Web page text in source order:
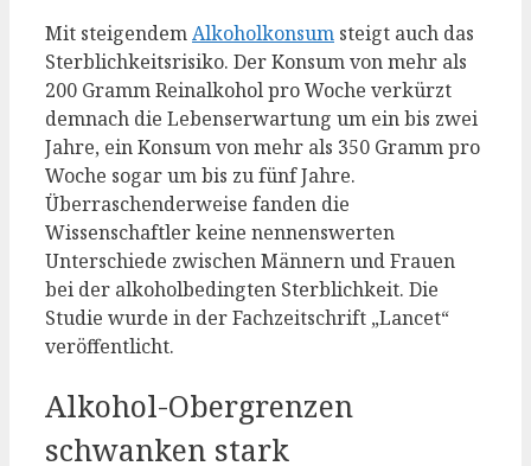
Mit steigendemAlkoholkonsum steigt auch das
Sterblichkeitsrisiko. Der Konsum von mehr als
200 Gramm Reinalkohol pro Woche verkürzt
demnach die Lebenserwartung um ein bis zwei
Jahre, ein Konsum von mehr als 350 Gramm pro
Woche sogar um bis zu fünf Jahre.
Überraschenderweise fanden die
Wissenschaftler keine nennenswerten
Unterschiede zwischen Männern und Frauen
bei der alkoholbedingten Sterblichkeit. Die
Studie wurde in der Fachzeitschrift „Lancet“
veröffentlicht.
Alkohol-Obergrenzen
schwanken stark